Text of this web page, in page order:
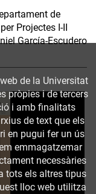
de
Projectes I-II
García-Escudero
de la Universitat
pròpies i de tercers
i amb finalitats
de text que els
en pugui fer un ús
emmagatzemar
necessàries
tots els altres tipus
lloc web utilitza